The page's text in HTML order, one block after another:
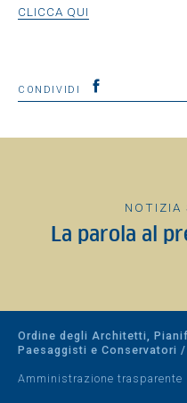
CLICCA QUI
CONDIVIDI
NOTIZIA
La parola al
Ordine degli Architetti,
Paesaggisti e Conservatori /
Amministrazione trasparente